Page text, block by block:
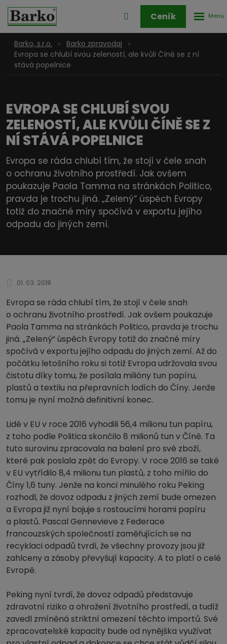
Přihlášení
zóny
Ceník
Barko, s.r.o.
Barko zpravodaj
Evropa se chlubí svou zeleností, ale kvůli Číně se z ní
stává popelnice
EVROPA SE CHLUBÍ SVOU
ZELENOSTÍ, ALE KVŮLI ČÍNĚ SE Z
NÍ STÁVÁ POPELNICE
Evropa se ráda chlubí tím, že stojí v čele snah
o ochranu životního prostředí. Jak ovšem
poukazuje Paola Tamma na stránkách Politico,
pravda je trochu jiná. „Zelený“ úspěch Evropy
totiž do značné míry spočívá v exportu jejího
odpadu do jiných zemí.
01. 03. 2018
Evropa se ráda chlubí tím, že stojí v čele snah
o ochranu životního prostředí. Jak ovšem poukazuje
Paola Tamma na stránkách Politico, pravda je trochu
jiná. „Zelený“ úspěch Evropy totiž do značné míry
spočívá v exportu jejího odpadu do jiných zemí. Až do
počátku letošního roku si totiž Evropa udržovala svou
čistotu díky tomu, že posílala milióny tun papíru,
plastů a textilu na přepravních lodích do Číny. Jenže
tomu je nyní možná definitivní konec.
Lidé v EU v roce 2016 vyhodili 56,4 milionu tun papíru,
z toho podle Politica skončilo 8 milionů tun v Číně. Ta
tuto surovinu zpracovala na balení pro své zboží,
které pak poslala zpět do Evropy. V roce 2016 se také
v EU vytřídilo 8,4 milionu tun plastů, z toho mířilo do
Číny 1,6 tuny. Jenže na konci minulého roku Peking
rozhodl, že dovoz odpadu z jiných zemí bude omezen
a Evropa již nyní bojuje s rostoucími horami papíru
a plastů. Pascal Gennevieve z Federace
francouzských společností zaměřujících se na
recyklaci odpadů tvrdí, že všechny provozy jsou již
zahlceny a zásoby převyšují kapacity. A to platí o celé
Evropě.
Peking nyní tvrdí, že dovoz odpadů představuje
zdravotní riziko a ohrožení životního prostředí, a tudíž
zavedl zmíněná striktní omezení těchto importů. Své
zpracovatelské kapacity bude od nynějška využívat